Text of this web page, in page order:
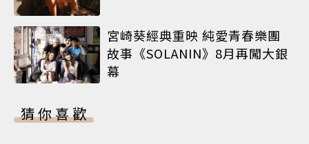
宮崎葵經典重映 純愛青春樂團
故事《SOLANIN》8月再闖大銀
幕
猜你喜歡